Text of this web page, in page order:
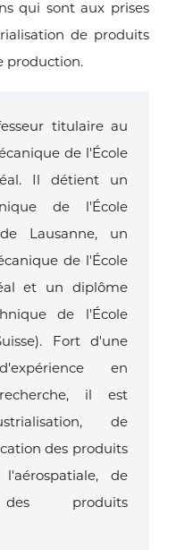
qui sont aux prises
de produits
production.
titulaire au
de l'École
Il détient un
de l'École
Lausanne, un
de l'École
et un diplôme
de l'École
Fort d'une
en
il est
de
des produits
de
produits